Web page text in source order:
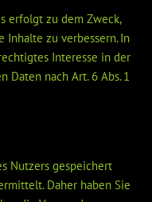
erfolgt zu dem Zweck,
Inhalte zu verbessern. In
Interesse in der
Daten nach Art. 6 Abs. 1
Nutzers gespeichert
Daher haben Sie